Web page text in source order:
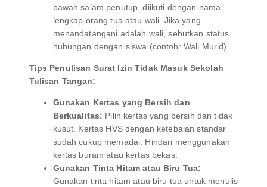
bawah salam penutup, diikuti dengan nama
lengkap orang tua atau wali. Jika yang
menandatangani adalah wali, sebutkan status
hubungan dengan siswa (contoh: Wali Murid).
Tips Penulisan Surat Izin Tidak Masuk Sekolah
Tulisan Tangan:
Gunakan Kertas yang Bersih dan
Berkualitas: Pilih kertas yang bersih dan tidak
kusut. Kertas HVS dengan ketebalan standar
sudah cukup memadai. Hindari menggunakan
kertas buram atau kertas bekas.
Gunakan Tinta Hitam atau Biru Tua:
Gunakan tinta hitam atau biru tua untuk menulis